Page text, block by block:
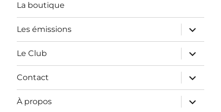
La boutique
Les émissions
ouvrir
le
sous-
menu
Le Club
ouvrir
le
sous-
menu
Contact
ouvrir
le
sous-
menu
À propos
ouvrir
le